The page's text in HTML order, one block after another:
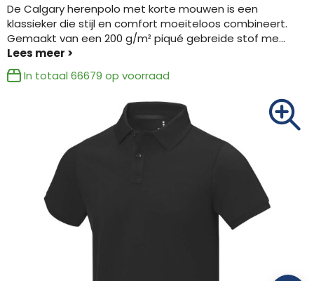
Caps, Hoeden en Mutsen
Dekens, Fleecedekens en Kussens
Handschoenen en Sjaals
Kledingaccessoires
Ondergoed, Sokken en Nachtkleding
De Calgary herenpolo met korte mouwen is een
klassieker die stijl en comfort moeiteloos combineert.
Gemaakt van een 200 g/m² piqué gebreide stof me...
In totaal 66679 op voorraad